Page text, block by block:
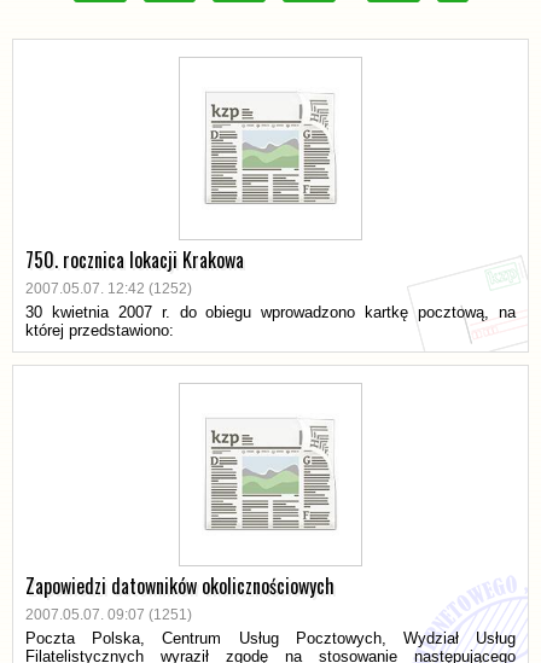
750. rocznica lokacji Krakowa
2007.05.07. 12:42 (1252)
30 kwietnia 2007 r. do obiegu wprowadzono kartkę pocztową, na
której przedstawiono:
Zapowiedzi datowników okolicznościowych
2007.05.07. 09:07 (1251)
Poczta Polska, Centrum Usług Pocztowych, Wydział Usług
Filatelistycznych wyraził zgodę na stosowanie następującego